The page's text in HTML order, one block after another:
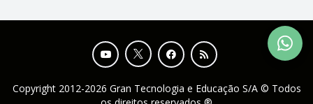
Copyright 2012-2026 Gran Tecnologia e Educação S/A © Todos